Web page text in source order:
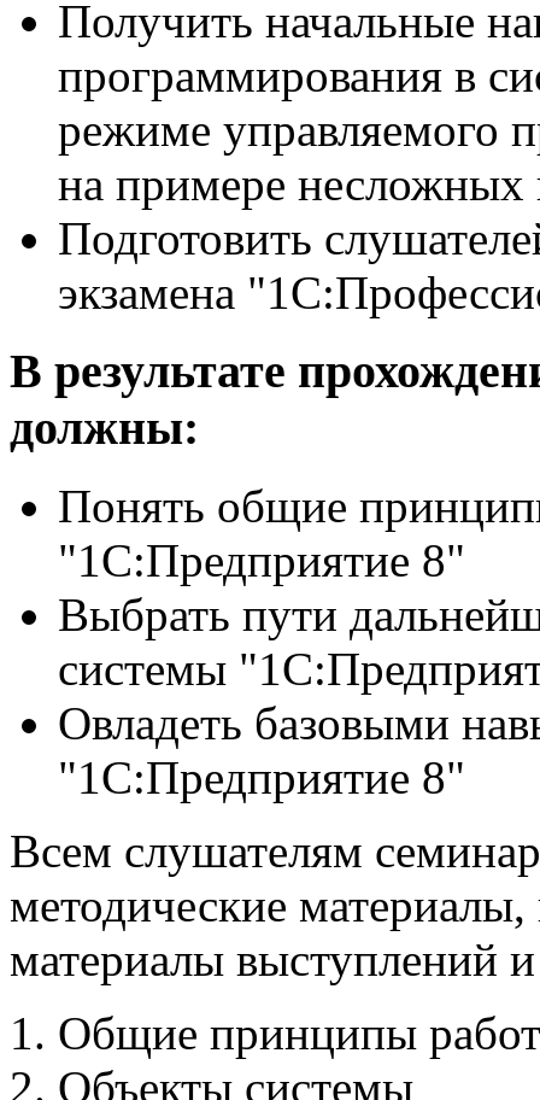
Получить начальные
программирования в
режиме управляемого
на примере несложных
Подготовить
экзамена
В результате
должны:
Понять общие
"1С:Предприятие 8"
Выбрать пути
системы
Овладеть базовыми
"1С:Предприятие 8"
Всем слушателям
методические
материалы выступлений
Общие принципы
Объекты системы